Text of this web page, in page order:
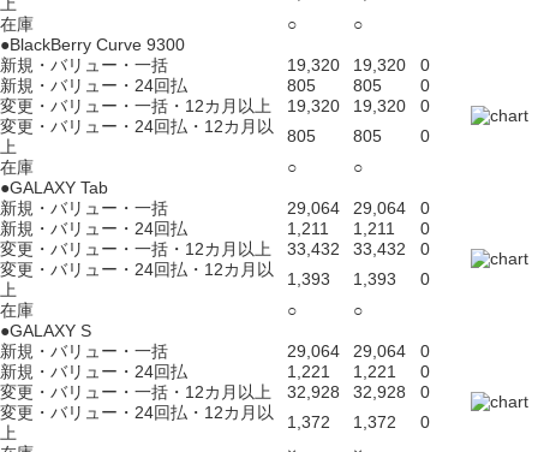
在庫
○
○
●BlackBerry Curve 9300
新規・バリュー・一括
19,320 19,320
0
新規・バリュー・24回払
805 805
0
変更・バリュー・一括・12カ月以上
19,320 19,320
0
変更・バリュー・24回払・12カ月以
上
805 805
0
在庫
○
○
●GALAXY Tab
新規・バリュー・一括
29,064 29,064
0
新規・バリュー・24回払
1,211 1,211
0
変更・バリュー・一括・12カ月以上
33,432 33,432
0
変更・バリュー・24回払・12カ月以
上
1,393 1,393
0
在庫
○
○
●GALAXY S
新規・バリュー・一括
29,064 29,064
0
新規・バリュー・24回払
1,221 1,221
0
変更・バリュー・一括・12カ月以上
32,928 32,928
0
変更・バリュー・24回払・12カ月以
上
1,372 1,372
0